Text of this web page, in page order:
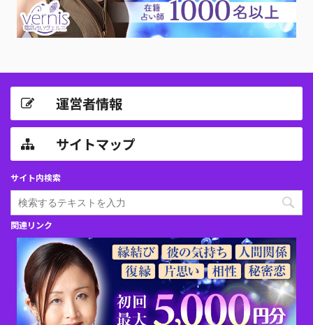
運営者情報
サイトマップ
サイト内検索
関連リンク